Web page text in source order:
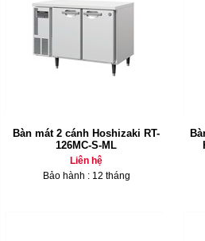
Bàn mát 2 cánh Hoshizaki RT-
126MC-S-ML
Liên hệ
Bảo hành : 12 tháng